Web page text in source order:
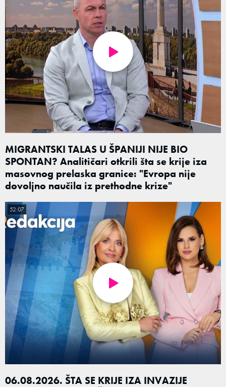
MIGRANTSKI TALAS U ŠPANIJI NIJE BIO
SPONTAN? Analitičari otkrili šta se krije iza
masovnog prelaska granice: "Evropa nije
dovoljno naučila iz prethodne krize"
06.08.2026. ŠTA SE KRIJE IZA INVAZIJE
52:07